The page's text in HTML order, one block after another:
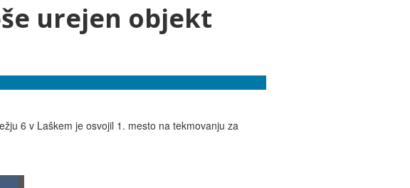
urejen objekt
6 v Laškem je osvojil 1. mesto na tekmovanju za